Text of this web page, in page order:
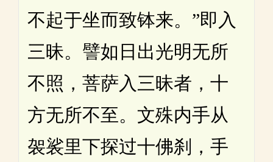
不起于坐而致钵来。”即入
三昧。譬如日出光明无所
不照，菩萨入三昧者，十
方无所不至。文殊内手从
袈裟里下探过十佛刹，手